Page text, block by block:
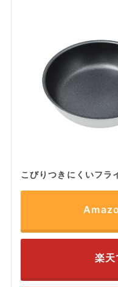
こびりつきにくい
楽天